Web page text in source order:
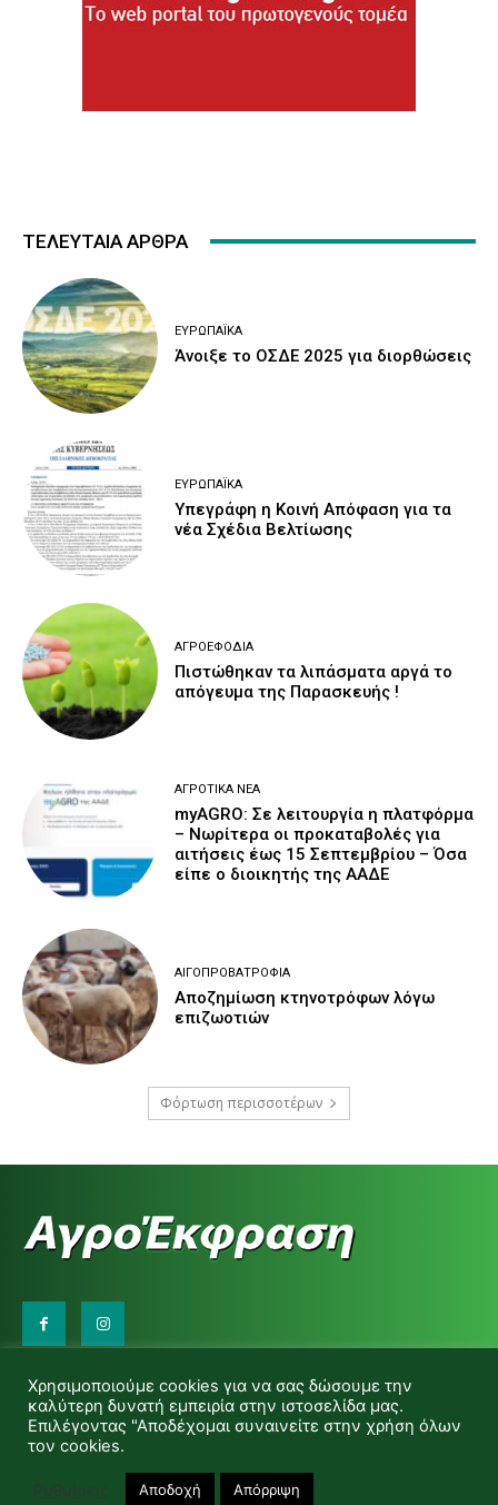
ΤΕΛΕΥΤΑΙΑ ΑΡΘΡΑ
ΕΥΡΩΠΑΪΚΆ
Άνοιξε το ΟΣΔΕ 2025 για διορθώσεις
ΕΥΡΩΠΑΪΚΆ
Υπεγράφη η Κοινή Απόφαση για τα
νέα Σχέδια Βελτίωσης
ΑΓΡΟΕΦΌΔΙΑ
Πιστώθηκαν τα λιπάσματα αργά το
απόγευμα της Παρασκευής !
ΑΓΡΟΤΙΚΆ ΝΈΑ
myAGRO: Σε λειτουργία η πλατφόρμα
– Νωρίτερα οι προκαταβολές για
αιτήσεις έως 15 Σεπτεμβρίου – Όσα
είπε ο διοικητής της ΑΑΔΕ
ΑΙΓΟΠΡΟΒΑΤΡΟΦΊΑ
Αποζημίωση κτηνοτρόφων λόγω
επιζωοτιών
Φόρτωση περισσοτέρων
d.makas@yahoo.gr
info@agrofitro.gr
Μακάς Ντίνος
Χρησιμοποιούμε cookies για να σας δώσουμε την
καλύτερη δυνατή εμπειρία στην ιστοσελίδα μας.
Επιλέγοντας "Αποδέχομαι συναινείτε στην χρήση όλων
τον cookies.
Ρυθμίσεις Αποδοχή Απόρριψη